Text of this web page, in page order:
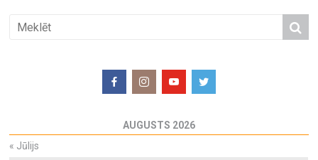
AUGUSTS 2026
« Jūlijs